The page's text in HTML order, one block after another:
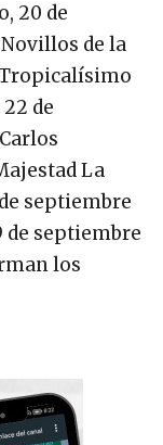
20 de
de la
Tropicalísimo
de
La
septiembre
de septiembre
los